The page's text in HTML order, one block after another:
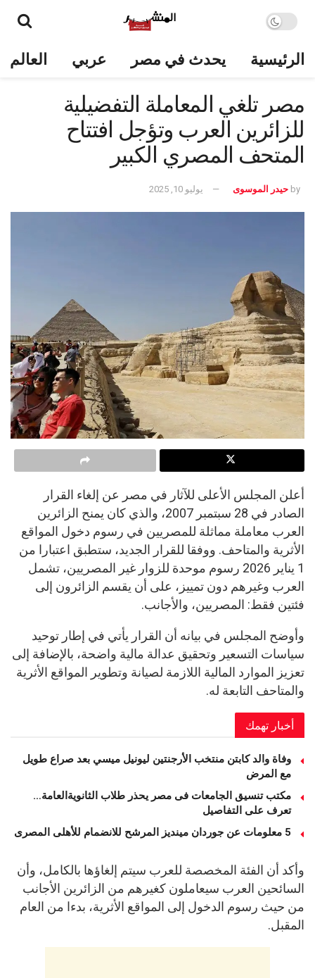
الرئيسية يحدث في مصر عربي العالم
مصر تلغي المعاملة التفضيلية
للزائرين العرب وتؤجل افتتاح
المتحف المصري الكبير
by حيدر الموسوى يوليو 10, 2025
أعلن المجلس الأعلى للآثار في مصر عن إلغاء القرار
الصادر في 28 سبتمبر 2007، والذي كان يمنح الزائرين
العرب معاملة مماثلة للمصريين في رسوم دخول المواقع
الأثرية والمتاحف. ووفقا للقرار الجديد، ستطبق اعتبارا من
1 يناير 2026 رسوم موحدة للزوار غير المصريين، تشمل
العرب وغيرهم دون تمييز، على أن يقسم الزائرون إلى
فئتين فقط: المصريين، والأجانب.
وأوضح المجلس في بيانه أن القرار يأتي في إطار توحيد
سياسات التسعير وتحقيق عدالة مالية واضحة، بالإضافة إلى
تعزيز الموارد المالية اللازمة لصيانة وتطوير المواقع الأثرية
والمتاحف التابعة له.
أخبار تهمك
وفاة والد كابتن منتخب الأرجنتين ليونيل ميسي بعد صراع طويل
مع المرض
مكتب تنسيق الجامعات فى مصر يحذر طلاب الثانويةالعامة…
تعرف على التفاصيل
5 معلومات عن جوردان مينديز المرشح للانضمام للأهلى المصرى
وأكد أن الفئة المخصصة للعرب سيتم إلغاؤها بالكامل، وأن
السائحين العرب سيعاملون كغيرهم من الزائرين الأجانب
من حيث رسوم الدخول إلى المواقع الأثرية، بدءا من العام
المقبل.